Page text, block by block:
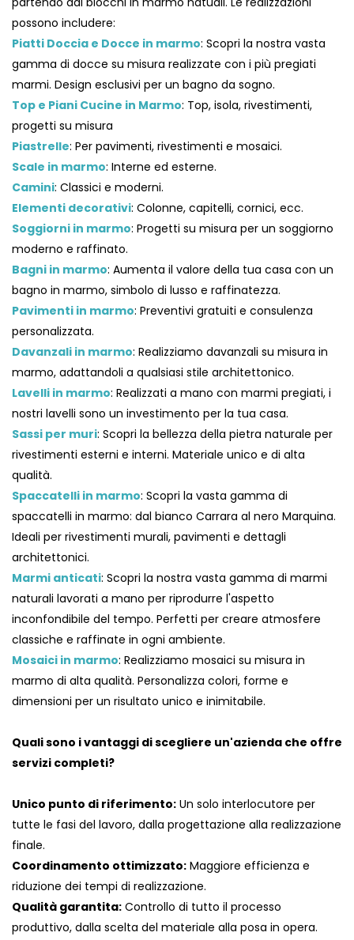
possono includere:
Piatti Doccia e Docce in marmo: Scopri la nostra vasta
gamma di docce su misura realizzate con i più pregiati
marmi. Design esclusivi per un bagno da sogno.
Top e Piani Cucine in Marmo: Top, isola, rivestimenti,
progetti su misura
Piastrelle: Per pavimenti, rivestimenti e mosaici.
Scale in marmo: Interne ed esterne.
Camini: Classici e moderni.
Elementi decorativi: Colonne, capitelli, cornici, ecc.
Soggiorni in marmo: Progetti su misura per un soggiorno
moderno e raffinato.
Bagni in marmo: Aumenta il valore della tua casa con un
bagno in marmo, simbolo di lusso e raffinatezza.
Pavimenti in marmo: Preventivi gratuiti e consulenza
personalizzata.
Davanzali in marmo: Realizziamo davanzali su misura in
marmo, adattandoli a qualsiasi stile architettonico.
Lavelli in marmo: Realizzati a mano con marmi pregiati, i
nostri lavelli sono un investimento per la tua casa.
Sassi per muri: Scopri la bellezza della pietra naturale per
rivestimenti esterni e interni. Materiale unico e di alta
qualità.
Spaccatelli in marmo: Scopri la vasta gamma di
spaccatelli in marmo: dal bianco Carrara al nero Marquina.
Ideali per rivestimenti murali, pavimenti e dettagli
architettonici.
Marmi anticati: Scopri la nostra vasta gamma di marmi
naturali lavorati a mano per riprodurre l'aspetto
inconfondibile del tempo. Perfetti per creare atmosfere
classiche e raffinate in ogni ambiente.
Mosaici in marmo: Realizziamo mosaici su misura in
marmo di alta qualità. Personalizza colori, forme e
dimensioni per un risultato unico e inimitabile.
Quali sono i vantaggi di scegliere un'azienda che offre
servizi completi?
Unico punto di riferimento: Un solo interlocutore per
tutte le fasi del lavoro, dalla progettazione alla realizzazione
finale.
Coordinamento ottimizzato: Maggiore efficienza e
riduzione dei tempi di realizzazione.
Qualità garantita: Controllo di tutto il processo
produttivo, dalla scelta del materiale alla posa in opera.